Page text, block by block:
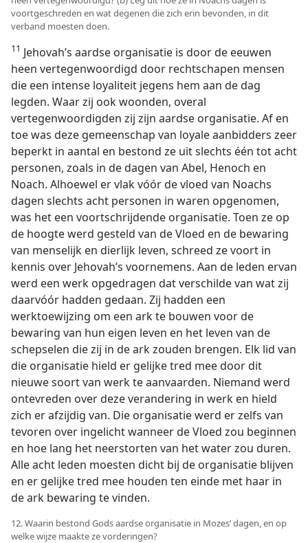
voortgeschreden en wat degenen die zich erin bevonden, in dit
verband moesten doen.
11 Jehovah’s aardse organisatie is door de eeuwen
heen vertegenwoordigd door rechtschapen mensen
die een intense loyaliteit jegens hem aan de dag
legden. Waar zij ook woonden, overal
vertegenwoordigden zij zijn aardse organisatie. Af en
toe was deze gemeenschap van loyale aanbidders zeer
beperkt in aantal en bestond ze uit slechts één tot acht
personen, zoals in de dagen van Abel, Henoch en
Noach. Alhoewel er vlak vóór de vloed van Noachs
dagen slechts acht personen in waren opgenomen,
was het een voortschrijdende organisatie. Toen ze op
de hoogte werd gesteld van de Vloed en de bewaring
van menselijk en dierlijk leven, schreed ze voort in
kennis over Jehovah’s voornemens. Aan de leden ervan
werd een werk opgedragen dat verschilde van wat zij
daarvóór hadden gedaan. Zij hadden een
werktoewijzing om een ark te bouwen voor de
bewaring van hun eigen leven en het leven van de
schepselen die zij in de ark zouden brengen. Elk lid van
die organisatie hield er gelijke tred mee door dit
nieuwe soort van werk te aanvaarden. Niemand werd
ontevreden over deze verandering in werk en hield
zich er afzijdig van. Die organisatie werd er zelfs van
tevoren over ingelicht wanneer de Vloed zou beginnen
en hoe lang het neerstorten van het water zou duren.
Alle acht leden moesten dicht bij de organisatie blijven
en er gelijke tred mee houden ten einde met haar in
de ark bewaring te vinden.
12. Waarin bestond Gods aardse organisatie in Mozes’ dagen, en op
welke wijze maakte ze vorderingen?